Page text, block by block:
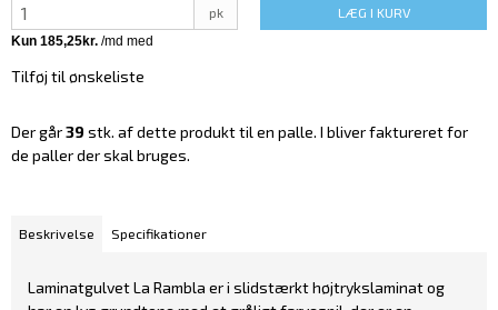
pk LÆG I KURV
Tilføj til ønskeliste
Der går39 stk. af dette produkt til en palle. I bliver faktureret for
de paller der skal bruges.
Beskrivelse Specifikationer
Laminatgulvet La Rambla er i slidstærkt højtrykslaminat og